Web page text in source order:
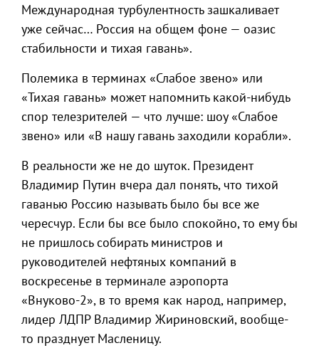
Международная турбулентность зашкаливает
уже сейчас… Россия на общем фоне — оазис
стабильности и тихая гавань».
Полемика в терминах «Слабое звено» или
«Тихая гавань» может напомнить какой-нибудь
спор телезрителей — что лучше: шоу «Слабое
звено» или «В нашу гавань заходили корабли».
В реальности же не до шуток. Президент
Владимир Путин вчера дал понять, что тихой
гаванью Россию называть было бы все же
чересчур. Если бы все было спокойно, то ему бы
не пришлось собирать министров и
руководителей нефтяных компаний в
воскресенье в терминале аэропорта
«Внуково-2», в то время как народ, например,
лидер ЛДПР Владимир Жириновский, вообще-
то празднует Масленицу.